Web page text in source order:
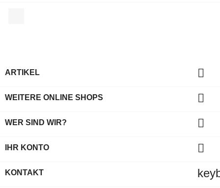
ARTIKEL 
WEITERE ONLINE SHOPS 
WER SIND WIR? 
IHR KONTO 
KONTAKT